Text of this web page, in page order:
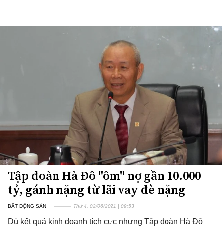
Tập đoàn Hà Đô "ôm" nợ gần 10.000
tỷ, gánh nặng từ lãi vay đè nặng
BẤT ĐỘNG SẢN Thứ 4, 02/06/2021 | 09:53
Dù kết quả kinh doanh tích cực nhưng Tập đoàn Hà Đô